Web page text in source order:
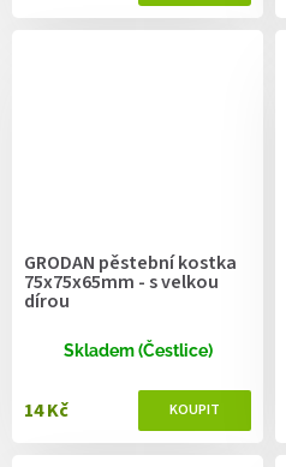
GRODAN pěstební kostka
75x75x65mm - s velkou
dírou
Skladem (Čestlice)
14 Kč